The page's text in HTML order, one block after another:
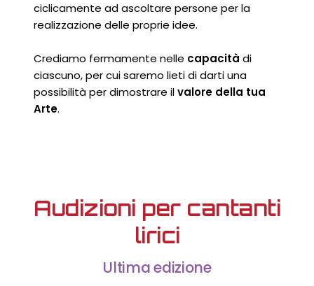
ciclicamente ad ascoltare persone per la
realizzazione delle proprie idee.
Crediamo fermamente nelle capacità di
ciascuno, per cui saremo lieti di darti una
possibilità per dimostrare ilvalore della tua
Arte.
Audizioni per cantanti
lirici
Ultima edizione